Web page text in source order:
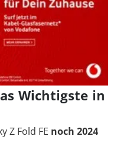
Wichtigste in
Z Fold FE noch 2024